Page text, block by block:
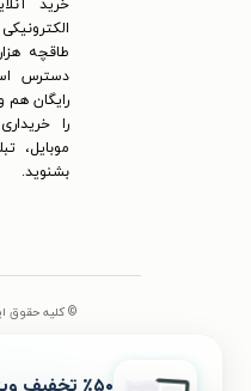
خرید
طاقچه
دسترس
رایگان هم
را
موبایل،
بشنوید.
© کلیه حقوق
ورود و